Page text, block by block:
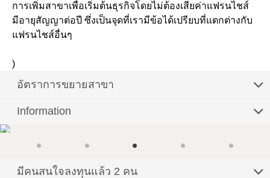
การเพิ่มสาขาเพื่อเริ่มต้นธุรกิจโดยไม่ต้องเสียค่าแฟรนไชส์
มีอายุสัญญาต่อปี ซึ่งเป็นจุดที่เรามีข้อได้เปรียบที่แตกต่างกับ
แฟรนไชส์อื่นๆ
)
อัตราการขยายสาขา
Information
มีคนสนใจลงทุนแล้ว 2 คน